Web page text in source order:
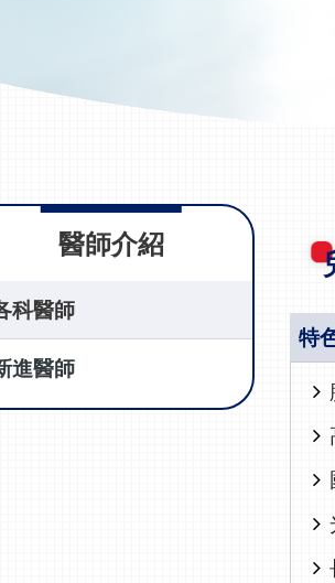
醫師介紹
科醫師
進醫師
特